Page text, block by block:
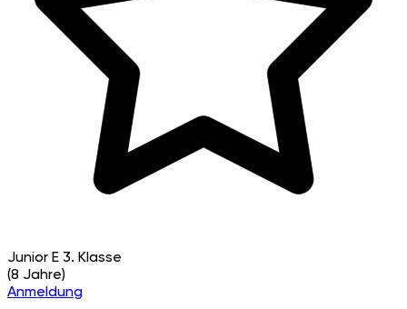
Junior E 3. Klasse
(8 Jahre)
Anmeldung